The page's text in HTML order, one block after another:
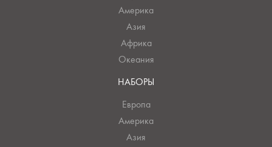
Америка
Азия
Африка
Океания
НАБОРЫ
Европа
Америка
Азия